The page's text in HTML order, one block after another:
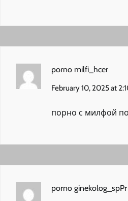
porno milfi_hcer
February 10, 2025 at
порно с милфой
porno ginekolog_spPr